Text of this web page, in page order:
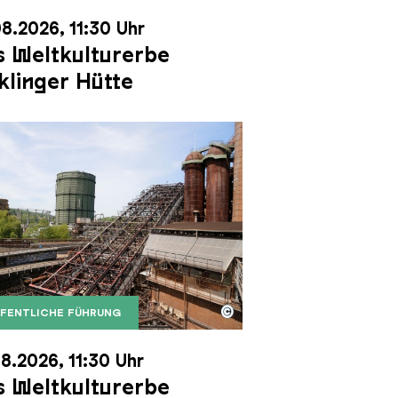
11:30 Uhr
Weltkulturerbe
Hütte
Gasometer im Hintergrund
Heinrich Veith
FÜHRUNG
der Völklinger Hütte mit dem
Weltkulturerbe Völklinger Hütte | Karl
©
11:30 Uhr
Weltkulturerbe